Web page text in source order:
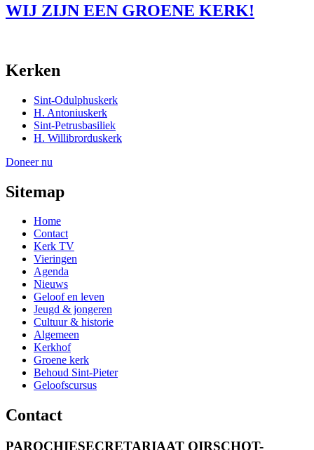
WIJ ZIJN EEN GROENE KERK!
Kerken
Sint-Odulphuskerk
H. Antoniuskerk
Sint-Petrusbasiliek
H. Willibrorduskerk
Doneer nu
Sitemap
Home
Contact
Kerk TV
Vieringen
Agenda
Nieuws
Geloof en leven
Jeugd & jongeren
Cultuur & historie
Algemeen
Kerkhof
Groene kerk
Behoud Sint-Pieter
Geloofscursus
Contact
PAROCHIESECRETARIAAT OIRSCHOT-